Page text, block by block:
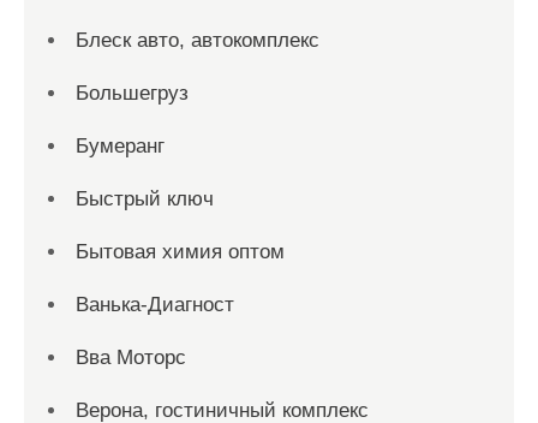
Блеск авто, автокомплекс
Большегруз
Бумеранг
Быстрый ключ
Бытовая химия оптом
Ванька-Диагност
Вва Моторс
Верона, гостиничный комплекс